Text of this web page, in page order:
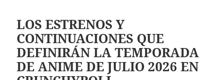
LOS ESTRENOS Y
CONTINUACIONES QUE
DEFINIRÁN LA TEMPORADA
DE ANIME DE JULIO 2026 EN